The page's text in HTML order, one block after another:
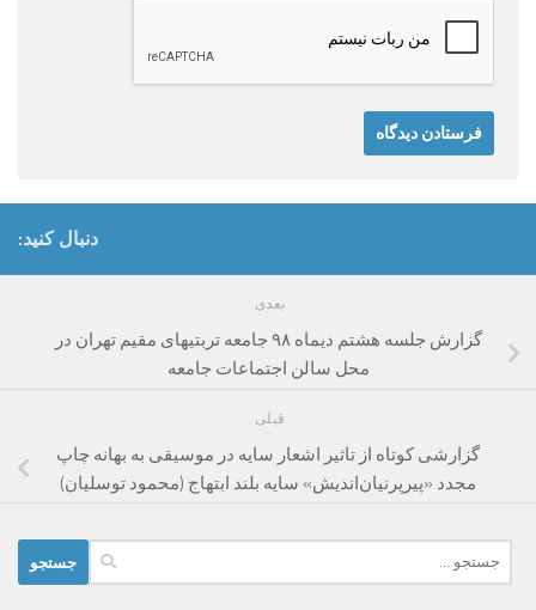
دنبال کنید:
بعدی
گزارش جلسه هشتم دیماه ۹۸ جامعه تربتیهای مقیم تهران در
محل سالن اجتماعات جامعه
قبلی
گزارشی کوتاه از تاثیر اشعار سایه در موسیقی به بهانه چاپ
مجدد «پیرپرنیان‌اندیش» سایه بلند ابتهاج (محمود توسلیان)
برای: